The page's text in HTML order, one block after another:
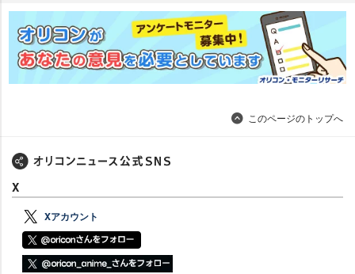
このページのトップへ
X
Xアカウント